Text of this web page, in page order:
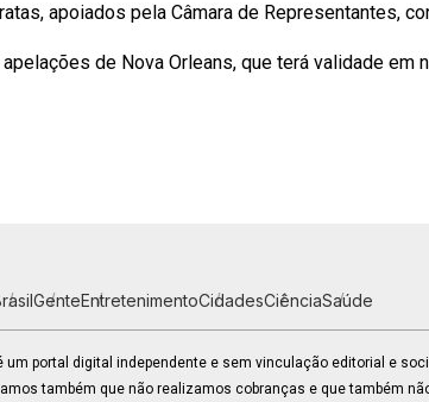
apoiados pela Câmara de Representantes,
de Nova Orleans, que terá validade em
GenteEntretenimentoCidadesCiênciaSaúde
é um portal digital independente e sem vinculação editorial e
também que não realizamos cobranças e que também